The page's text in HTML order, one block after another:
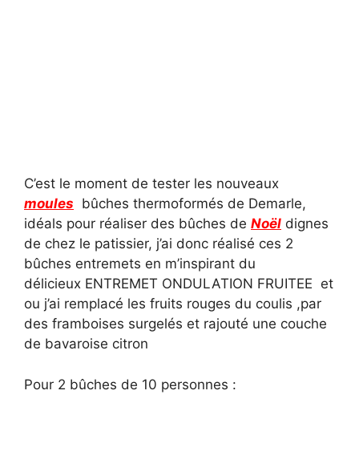
C’est le moment de tester les nouveaux
moules bûches thermoformés de Demarle,
idéals pour réaliser des bûches de Noël dignes
de chez le patissier, j’ai donc réalisé ces 2
bûches entremets en m’inspirant du
délicieux ENTREMET ONDULATION FRUITEE et
ou j’ai remplacé les fruits rouges du coulis ,par
des framboises surgelés et rajouté une couche
de bavaroise citron
Pour 2 bûches de 10 personnes :